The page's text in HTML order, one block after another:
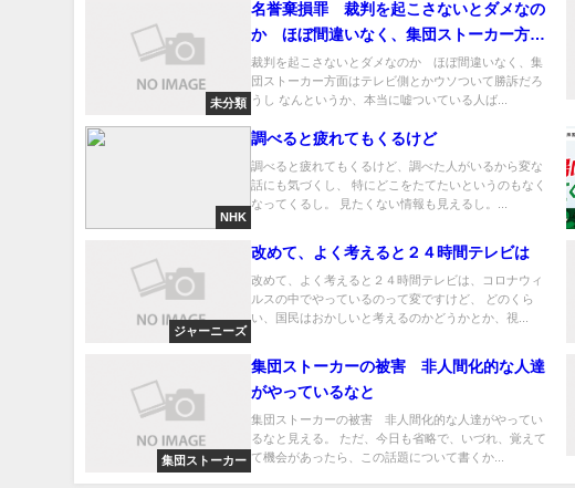
未分類
名誉棄損罪 裁判を起こさないとダメなの
か ほぼ間違いなく、集団ストーカー方面
はテレビ側とかウソついて勝訴だろうし
裁判を起こさないとダメなのか ほぼ間違いなく、集
団ストーカー方面はテレビ側とかウソついて勝訴だろ
うし なんというか、本当に嘘ついている人ば...
NHK
調べると疲れてもくるけど
調べると疲れてもくるけど、調べた人がいるから変な
話にも気づくし、 特にどこをたてたいというのもなく
なってくるし。 見たくない情報も見えるし。...
ジャーニーズ
改めて、よく考えると２４時間テレビは
改めて、よく考えると２４時間テレビは、コロナウィ
ルスの中でやっているのって変ですけど、 どのくら
い、国民はおかしいと考えるのかどうかとか、視...
集団ストーカー
集団ストーカーの被害 非人間化的な人達
がやっているなと
集団ストーカーの被害 非人間化的な人達がやってい
るなと見える。 ただ、今日も省略で、いづれ、覚えて
て機会があったら、この話題について書くか...